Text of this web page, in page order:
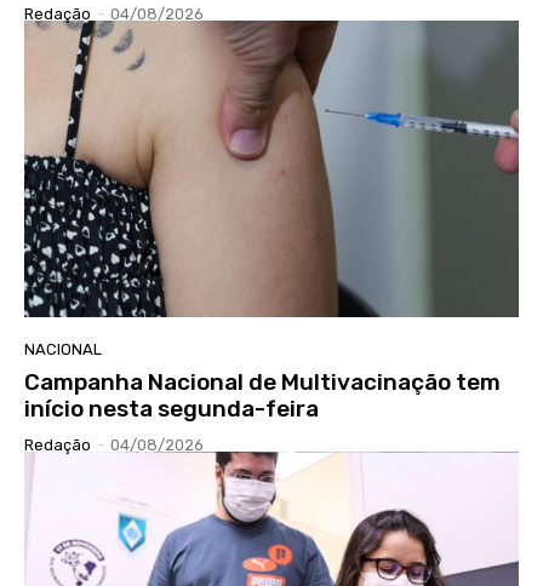
Redação - 04/08/2026
NACIONAL
Campanha Nacional de Multivacinação tem
início nesta segunda-feira
Redação - 04/08/2026